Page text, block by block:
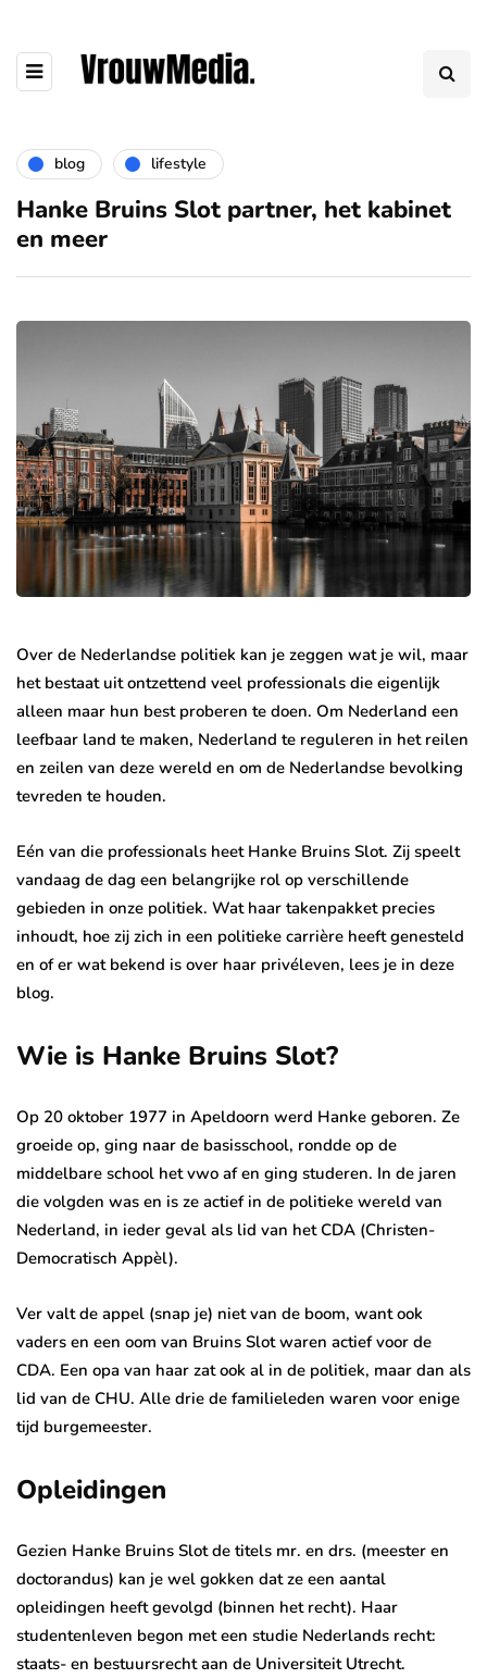
blog lifestyle
Hanke Bruins Slot partner, het kabinet
en meer
Over de Nederlandse politiek kan je zeggen wat je wil, maar
het bestaat uit ontzettend veel professionals die eigenlijk
alleen maar hun best proberen te doen. Om Nederland een
leefbaar land te maken, Nederland te reguleren in het reilen
en zeilen van deze wereld en om de Nederlandse bevolking
tevreden te houden.
Eén van die professionals heet Hanke Bruins Slot. Zij speelt
vandaag de dag een belangrijke rol op verschillende
gebieden in onze politiek. Wat haar takenpakket precies
inhoudt, hoe zij zich in een politieke carrière heeft genesteld
en of er wat bekend is over haar privéleven, lees je in deze
blog.
Wie is Hanke Bruins Slot?
Op 20 oktober 1977 in Apeldoorn werd Hanke geboren. Ze
groeide op, ging naar de basisschool, rondde op de
middelbare school het vwo af en ging studeren. In de jaren
die volgden was en is ze actief in de politieke wereld van
Nederland, in ieder geval als lid van het CDA (Christen-
Democratisch Appèl).
Ver valt de appel (snap je) niet van de boom, want ook
vaders en een oom van Bruins Slot waren actief voor de
CDA. Een opa van haar zat ook al in de politiek, maar dan als
lid van de CHU. Alle drie de familieleden waren voor enige
tijd burgemeester.
Opleidingen
Gezien Hanke Bruins Slot de titels mr. en drs. (meester en
doctorandus) kan je wel gokken dat ze een aantal
opleidingen heeft gevolgd (binnen het recht). Haar
studentenleven begon met een studie Nederlands recht:
staats- en bestuursrecht aan de Universiteit Utrecht.